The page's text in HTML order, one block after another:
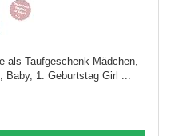
als Taufgeschenk Mädchen,
Baby, 1. Geburtstag Girl ...